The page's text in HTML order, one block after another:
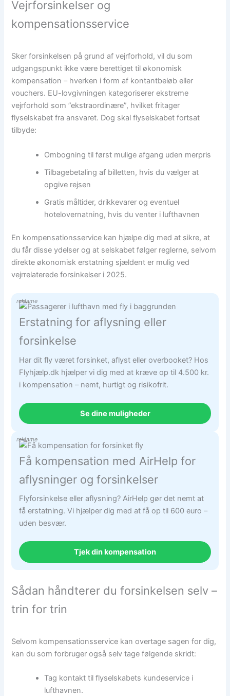
Vejrforsinkelser og
kompensationsservice
Sker forsinkelsen på grund af vejrforhold, vil du som
udgangspunkt ikke være berettiget til økonomisk
kompensation – hverken i form af kontantbeløb eller
vouchers. EU-lovgivningen kategoriserer ekstreme
vejrforhold som ”ekstraordinære”, hvilket fritager
flyselskabet fra ansvaret. Dog skal flyselskabet fortsat
tilbyde:
Ombogning til først mulige afgang uden merpris
Tilbagebetaling af billetten, hvis du vælger at
opgive rejsen
Gratis måltider, drikkevarer og eventuel
hotelovernatning, hvis du venter i lufthavnen
En kompensationsservice kan hjælpe dig med at sikre, at
du får disse ydelser og at selskabet følger reglerne, selvom
direkte økonomisk erstatning sjældent er mulig ved
vejrrelaterede forsinkelser i 2025.
reklame
Erstatning for aflysning eller
forsinkelse
Har dit fly været forsinket, aflyst eller overbooket? Hos
Flyhjælp.dk hjælper vi dig med at kræve op til 4.500 kr.
i kompensation – nemt, hurtigt og risikofrit.
Se dine muligheder
reklame
Få kompensation med AirHelp for
aflysninger og forsinkelser
Flyforsinkelse eller aflysning? AirHelp gør det nemt at
få erstatning. Vi hjælper dig med at få op til 600 euro –
uden besvær.
Tjek din kompensation
Sådan håndterer du forsinkelsen selv –
trin for trin
Selvom kompensationsservice kan overtage sagen for dig,
kan du som forbruger også selv tage følgende skridt:
Tag kontakt til flyselskabets kundeservice i
lufthavnen.